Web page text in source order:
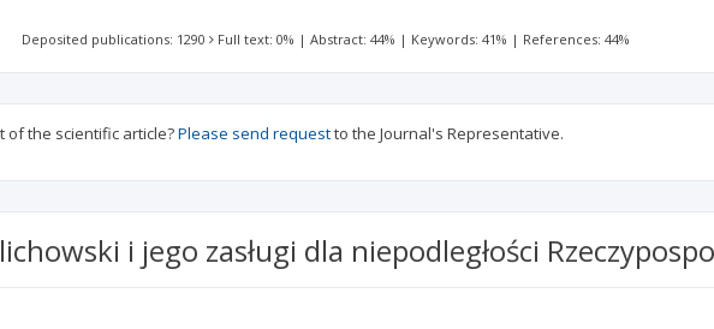
Deposited publications: 1290 Full text: 0% |Abstract: 44% | Keywords: 41% | References: 44%
of the scientific article?Please send requestto the Journal's Representative.
i jego zasługi dla niepodległości